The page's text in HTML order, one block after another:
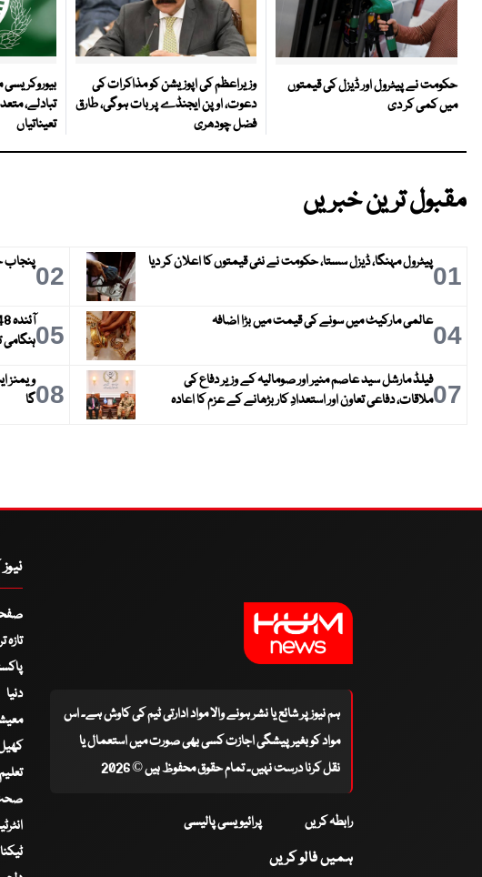
حکومت نے پیٹرول اور ڈیزل کی قیمتوں
میں کمی کر دی
وزیراعظم کی اپوزیشن کو مذاکرات کی
دعوت، اوپن ایجنڈے پر بات ہوگی، طارق
فضل چودھری
بیوروکریسی
تبادلے،
تعیناتیاں
مقبول ترین خبریں
01پیٹرول مہنگا، ڈیزل سستا، حکومت نے نئی قیمتوں کا اعلان کر دیا 02پنجاب
04عالمی مارکیٹ میں سونے کی قیمت میں بڑا اضافہ 05ہنگامی
07فیلڈ مارشل سید عاصم منیر اور صومالیہ کے وزیر دفاع کی
ملاقات، دفاعی تعاون اور استعدادِ کار بڑھانے کے عزم کا اعادہ
08گا
ہم نیوز پر شائع یا نشر ہونے والا مواد ادارتی ٹیم کی کاوش ہے۔ اس
مواد کو بغیر پیشگی اجازت کسی بھی صورت میں استعمال یا
نقل کرنا درست نہیں۔ تمام حقوق محفوظ ہیں © 2026
رابطہ کریں پرائیویسی پالیسی
ہمیں فالو کریں
تازہ
دنیا
تعلیم